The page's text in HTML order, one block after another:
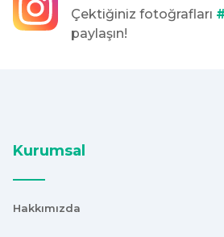
kargo hızlı çıkıyor x firma da
devam ettikçe sizinleyiz
Çok iyi.
Çektiğiniz fotoğrafları
paylaşın!
Kurumsal
Hakkımızda